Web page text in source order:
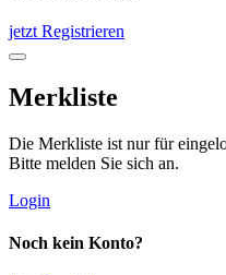
jetzt Registrieren
Merkliste
Die Merkliste ist nur für
Bitte melden Sie sich an.
Login
Noch kein Konto?